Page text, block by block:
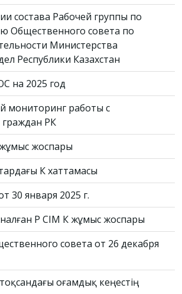
состава Рабочей группы по
Общественного совета по
Министерства
Республики Казахстан
на 2025 год
мониторинг работы с
РК
жоспары
ҚК хаттамасы
30 января 2025 г.
ҚР СІМ ҚК жұмыс жоспары
совета от 26 декабря
Қоғамдық кеңестің